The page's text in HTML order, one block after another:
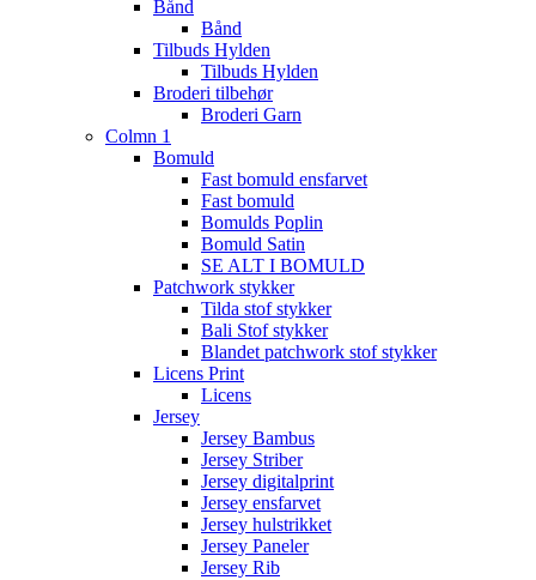
Bånd
Bånd
Tilbuds Hylden
Tilbuds Hylden
Broderi tilbehør
Broderi Garn
Colmn 1
Bomuld
Fast bomuld ensfarvet
Fast bomuld
Bomulds Poplin
Bomuld Satin
SE ALT I BOMULD
Patchwork stykker
Tilda stof stykker
Bali Stof stykker
Blandet patchwork stof stykker
Licens Print
Licens
Jersey
Jersey Bambus
Jersey Striber
Jersey digitalprint
Jersey ensfarvet
Jersey hulstrikket
Jersey Paneler
Jersey Rib